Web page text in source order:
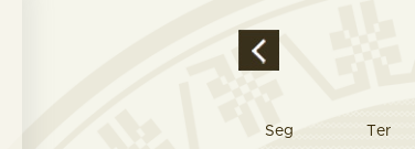
Seg Ter